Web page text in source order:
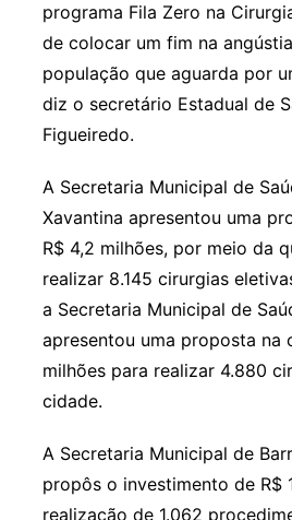
programa Fila Zero na
de colocar um fim na
população que aguarda por
diz o secretário Estadual de
Figueiredo.
A Secretaria Municipal de
Xavantina apresentou uma
R$ 4,2 milhões, por meio da
realizar 8.145 cirurgias
a Secretaria Municipal de
apresentou uma proposta na
milhões para realizar 4.880
cidade.
A Secretaria Municipal de
propôs o investimento de R$
realização de 1.062